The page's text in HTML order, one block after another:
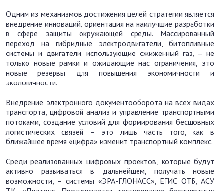
Одним из механизмов достижения целей стратегии является
внедрение инноваций, ориентация на наилучшие разработки
в сфере защиты окружающей среды. Массированный
переход на гибридные электродвигатели, битопливные
системы и двигатели, использующие сжиженный газ, – не
только новые рамки и ожидающие нас ограничения, это
новые резервы для повышения экономичности и
экологичности.
Внедрение электронного документооборота на всех видах
транспорта, цифровой анализ и управление транспортными
потоками, создание условий для формирования бесшовных
логистических связей – это лишь часть того, как в
ближайшее время «цифра» изменит транспортный комплекс.
Среди реализованных цифровых проектов, которые будут
активно развиваться в дальнейшем, получать новые
возможности, – системы «ЭРА-ГЛОНАСС», ЕГИС ОТБ, АСУ